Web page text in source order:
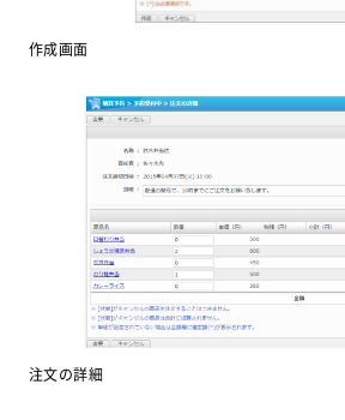
作成画面
注文の詳細